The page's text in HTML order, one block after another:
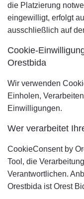
die Platzierung
eingewilligt, erfolgt
ausschließlich auf
Cookie-
Orestbida
Wir verwenden
Einholen,
Einwilligungen.
Wer verarbeitet
CookieConsent by
Tool, die
Verantwortlichen.
Orestbida ist Orest